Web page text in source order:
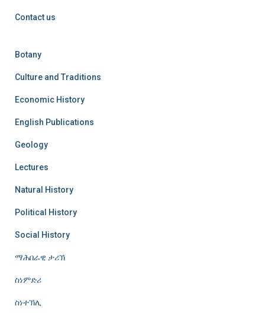
Contact us
Botany
Culture and Traditions
Economic History
English Publications
Geology
Lectures
Natural History
Political History
Social History
ማሕበራዊ ታሪኽ
ስነምድሪ
ስነተኽሊ